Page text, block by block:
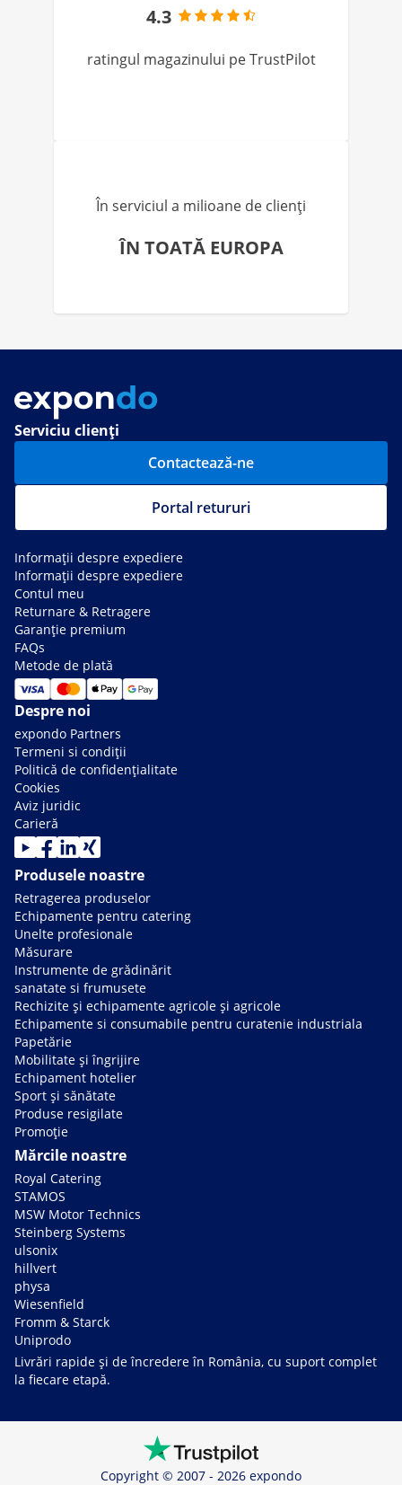
4.3
ratingul magazinului pe TrustPilot
În serviciul a milioane de clienți
ÎN TOATĂ EUROPA
Serviciu clienți
Contactează-ne
Portal retururi
Informații despre expediere
Informații despre expediere
Contul meu
Returnare & Retragere
Garanție premium
FAQs
Metode de plată
Despre noi
expondo Partners
Termeni si condiții
Politică de confidențialitate
Cookies
Aviz juridic
Carieră
Produsele noastre
Retragerea produselor
Echipamente pentru catering
Unelte profesionale
Măsurare
Instrumente de grădinărit
sanatate si frumusete
Rechizite și echipamente agricole și agricole
Echipamente si consumabile pentru curatenie industriala
Papetărie
Mobilitate și îngrijire
Echipament hotelier
Sport și sănătate
Produse resigilate
Promoție
Mărcile noastre
Royal Catering
STAMOS
MSW Motor Technics
Steinberg Systems
ulsonix
hillvert
physa
Wiesenfield
Fromm & Starck
Uniprodo
Livrări rapide și de încredere în România, cu suport complet
la fiecare etapă.
Copyright © 2007 - 2026 expondo